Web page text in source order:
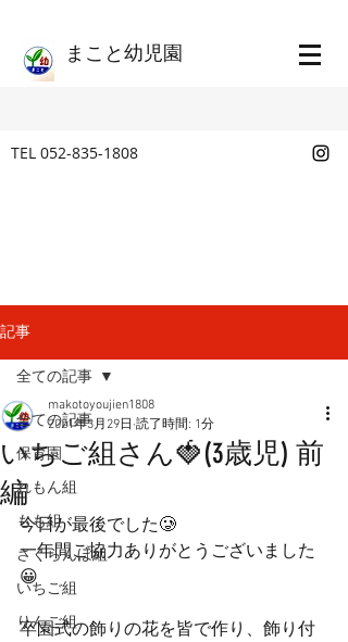
​まこと幼児園
TEL 052-835-1808
記事
全ての記事
保育園
れもん組
もも組
さくらんぼ組
いちご組
りんご組
全ての記事
いちご組さん🍓(3歳児) 前
編
makotoyoujien1808
2021年3月29日 読了時間: 1分
今日が最後でした🥲
一年間ご協力ありがとうございました
😀
卒園式の飾りの花を皆で作り、飾り付